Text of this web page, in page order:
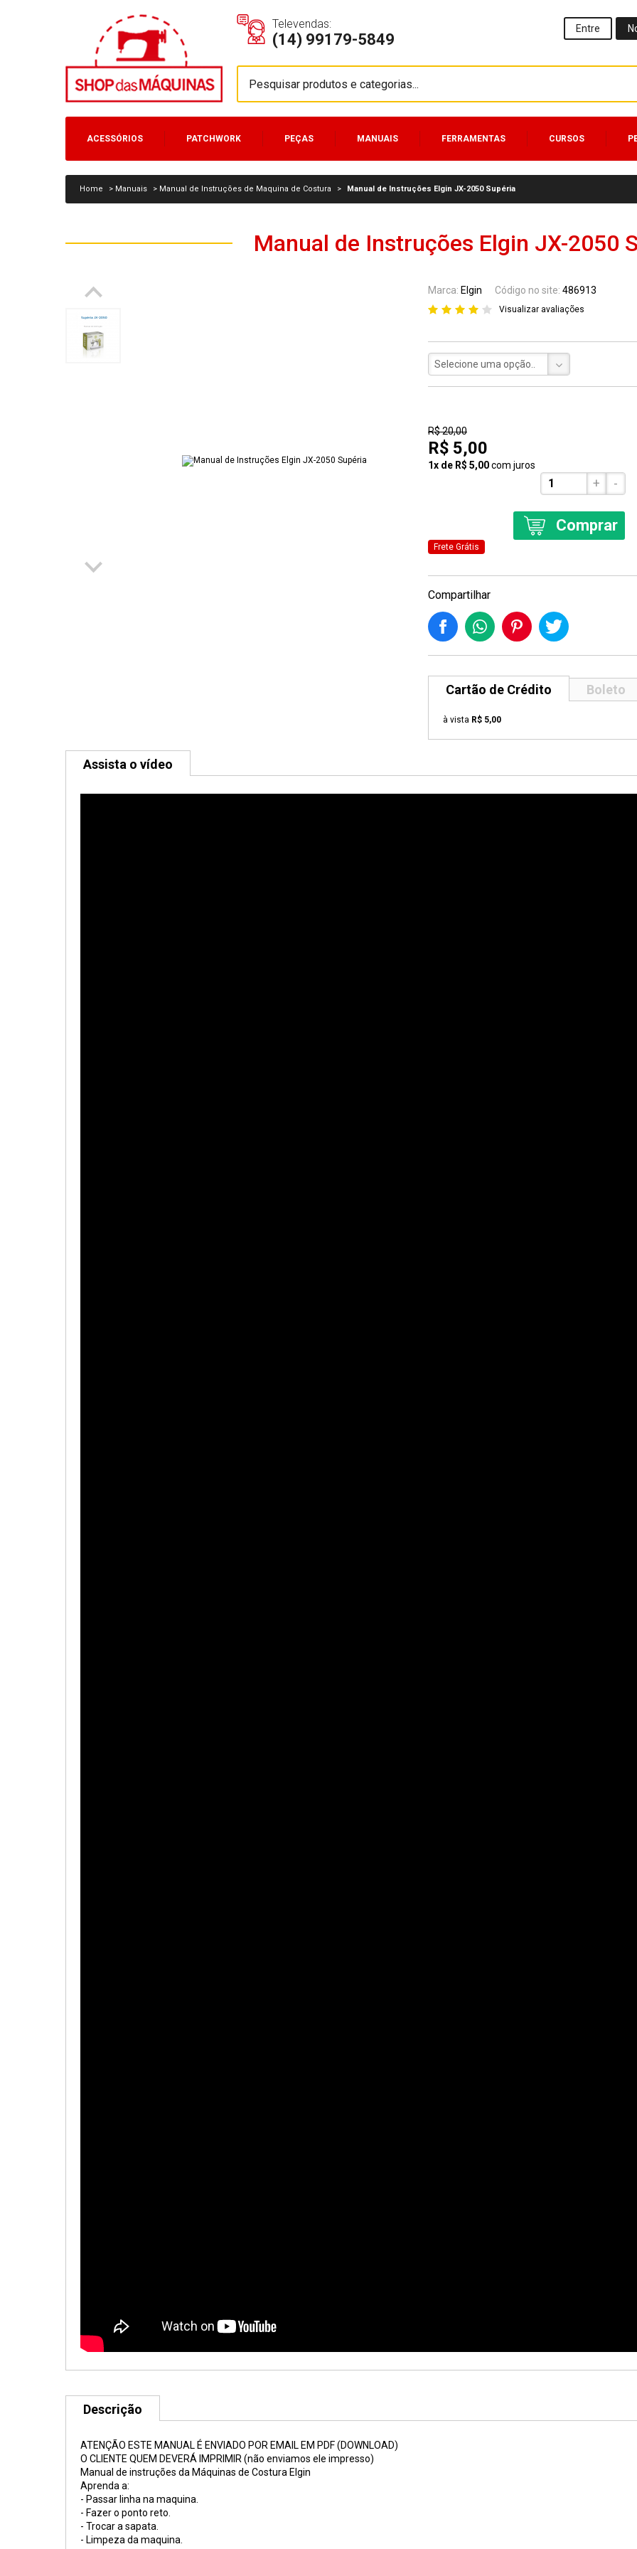
Televendas:
(14) 99179-5849
Entre
ACESSÓRIOS PATCHWORK PEÇAS MANUAIS FERRAMENTAS CURSOS
Home > Manuais > Manual de Instruções de Maquina de Costura > Manual de Instruções Elgin JX-2050 Supéria
Manual de Instruções Elgin JX-2050
Marca: Elgin Código no site: 486913
Visualizar avaliações
Selecione uma opção..
R$ 20,00
R$ 5,00
1x de R$ 5,00com juros
+ -
Comprar
Frete Grátis
Compartilhar
Cartão de Crédito Boleto
à vista R$ 5,00
Assista o vídeo
Descrição
ATENÇÃO ESTE MANUAL É ENVIADO POR EMAIL EM PDF (DOWNLOAD)
O CLIENTE QUEM DEVERÁ IMPRIMIR (não enviamos ele impresso)
Manual de instruções da Máquinas de Costura Elgin
Aprenda a:
- Passar linha na maquina.
- Fazer o ponto reto.
- Trocar a sapata.
- Limpeza da maquina.